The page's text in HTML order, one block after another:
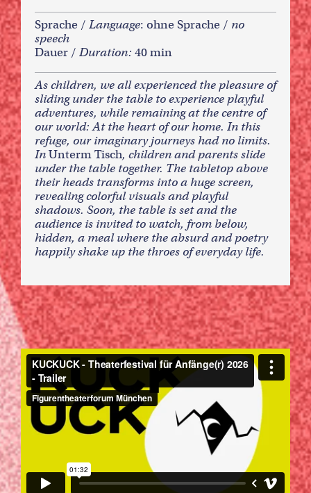
Sprache / Language: ohne Sprache / no
speech
Dauer / Duration: 40 min
As children, we all experienced the pleasure of
sliding under the table to experience playful
adventures, while remaining at the centre of
our world: At the heart of our home. In this
refuge, our imaginary journeys had no limits.
InUnterm Tisch, children and parents slide
under the table together. The tabletop above
their heads transforms into a huge screen,
revealing colorful visuals and playful
shadows. Soon, the table is set and the
audience is invited to watch, from below,
hidden, a meal where the absurd and poetry
happily shake up the throes of everyday life.